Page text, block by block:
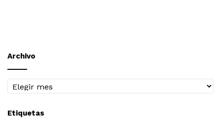
Archivo
Archivo
Etiquetas